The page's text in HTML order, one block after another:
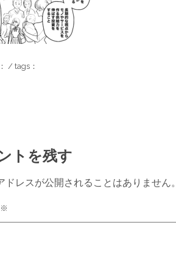
/ tags：
トを残す
ドレスが公開されることはありません。
※